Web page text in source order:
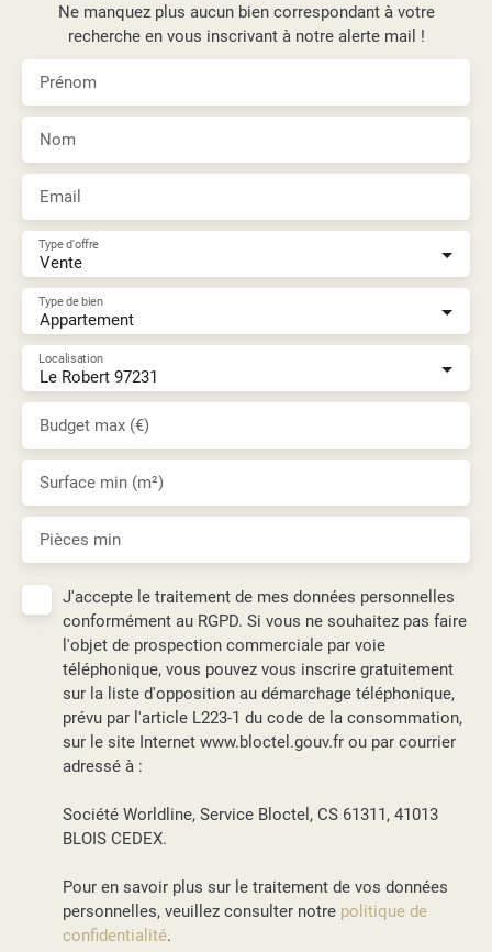
Ne manquez plus aucun bien correspondant à votre
recherche en vous inscrivant à notre alerte mail !
Prénom
Nom
Email
Vente
Type d'offre
Appartement
Type de bien
Le Robert 97231
Localisation
Budget max (€)
Surface min (m²)
Pièces min
J'accepte le traitement de mes données personnelles
conformément au RGPD. Si vous ne souhaitez pas faire
l'objet de prospection commerciale par voie
téléphonique, vous pouvez vous inscrire gratuitement
sur la liste d'opposition au démarchage téléphonique,
prévu par l'article L223-1 du code de la consommation,
sur le site Internet www.bloctel.gouv.fr ou par courrier
adressé à :
Société Worldline, Service Bloctel, CS 61311, 41013
BLOIS CEDEX.
Pour en savoir plus sur le traitement de vos données
personnelles, veuillez consulter notre politique de
confidentialité.